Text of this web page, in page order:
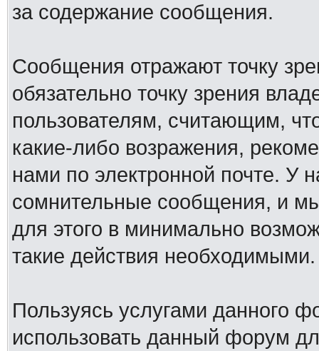
за содержание сообщения.
Сообщения отражают точку
обязательно точку зрения
пользователям, считающим,
какие-либо возражения,
нами по электронной почте. У
сомнительные сообщения, и
для этого в минимально
такие действия необходимыми.
Пользуясь услугами данного
использовать данный форум